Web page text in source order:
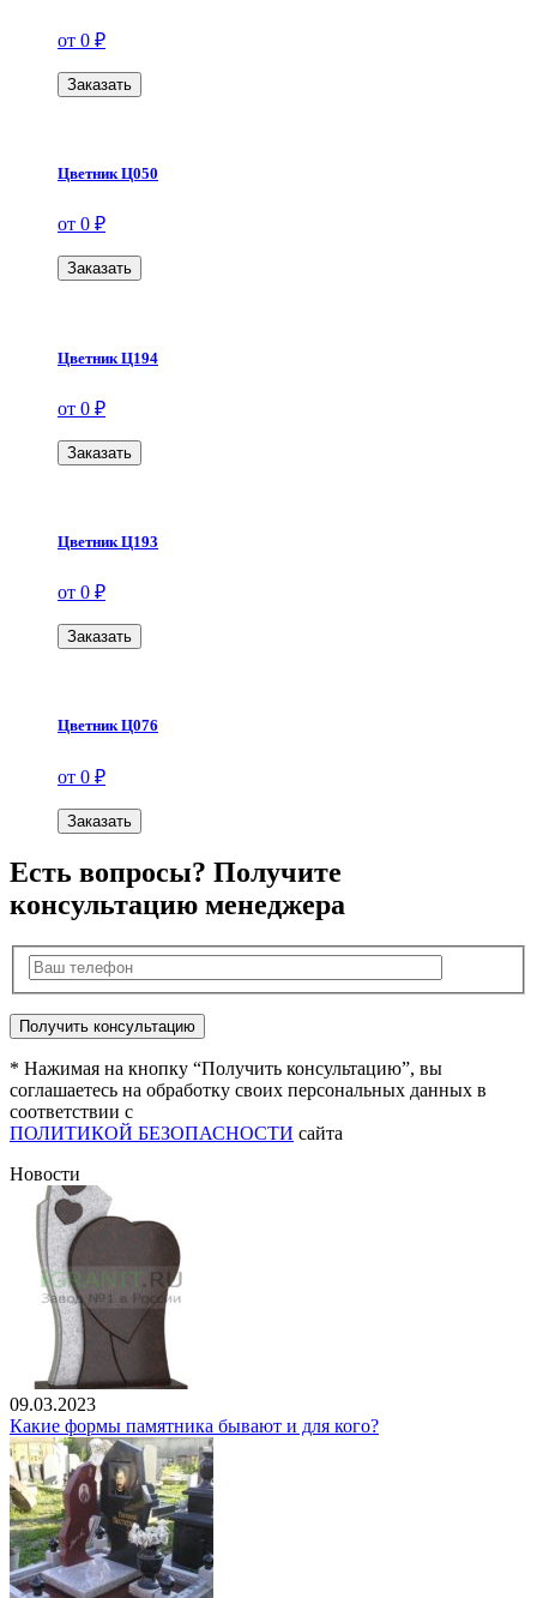
от 0 ₽
Заказать
Цветник Ц050
от 0 ₽
Заказать
Цветник Ц194
от 0 ₽
Заказать
Цветник Ц193
от 0 ₽
Заказать
Цветник Ц076
от 0 ₽
Заказать
Есть вопросы? Получите
консультацию менеджера
* Нажимая на кнопку “Получить консультацию”, вы
соглашаетесь на обработку своих персональных данных в
соответствии с
ПОЛИТИКОЙ БЕЗОПАСНОСТИ сайта
Новости
09.03.2023
Какие формы памятника бывают и для кого?